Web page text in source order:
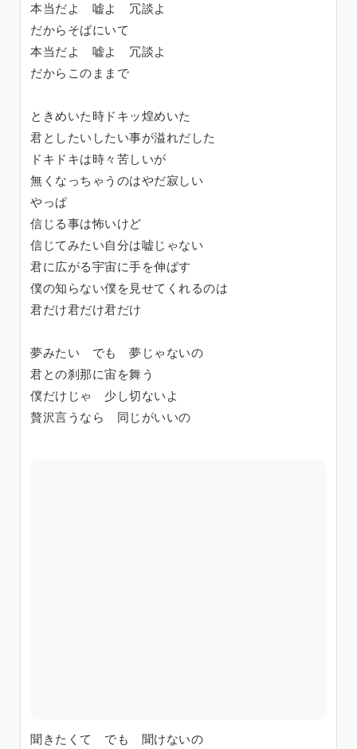
本当だよ 嘘よ 冗談よ
だからそばにいて
本当だよ 嘘よ 冗談よ
だからこのままで
ときめいた時ドキッ煌めいた
君としたいしたい事が溢れだした
ドキドキは時々苦しいが
無くなっちゃうのはやだ寂しい
やっぱ
信じる事は怖いけど
信じてみたい自分は嘘じゃない
君に広がる宇宙に手を伸ばす
僕の知らない僕を見せてくれるのは
君だけ君だけ君だけ
夢みたい でも 夢じゃないの
君との刹那に宙を舞う
僕だけじゃ 少し切ないよ
贅沢言うなら 同じがいいの
聞きたくて でも 聞けないの